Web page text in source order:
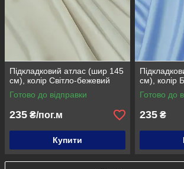
Підкладковий атлас (шир 145
см), колір Світло-бежевий
Готово до відправки
235 ₴/пог.м
Купити
см), колір
Готово до
235 ₴